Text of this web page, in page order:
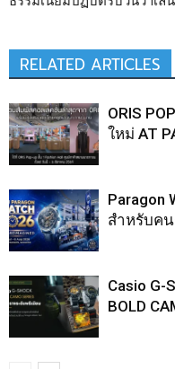
RELATED ARTICLES
ORIS
ใหม่ AT
Paragon
สำหรับค
Casio G-
BOLD